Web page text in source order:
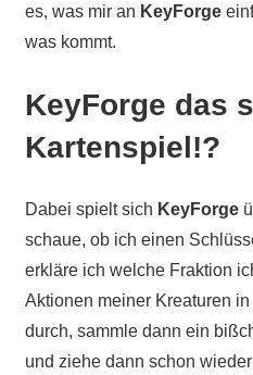
es, was mir an KeyForge
was kommt.
KeyForge das
Kartenspiel!?
Dabei spielt sich KeyForge
schaue, ob ich einen
erkläre ich welche Fraktion
Aktionen meiner Kreaturen
durch, sammle dann ein
und ziehe dann schon